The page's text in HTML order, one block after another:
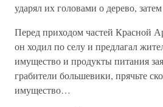
ударял их головами о дерево,
Перед приходом частей Красной
он ходил по селу и предлагал
имущество и продукты питания
грабители большевики, прячьте
имущество…